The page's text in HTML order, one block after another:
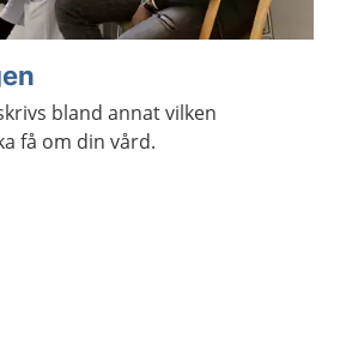
bland annat vilken
få om din vård.